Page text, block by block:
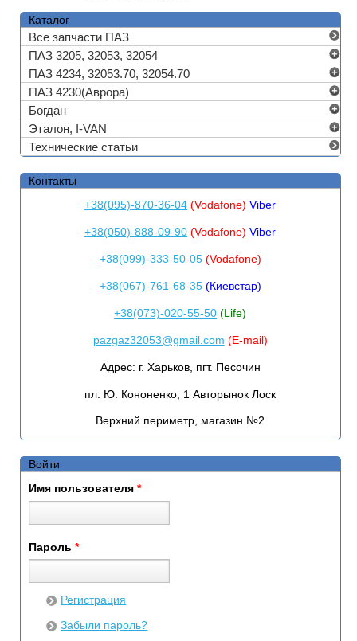
Каталог
Все запчасти ПАЗ
ПАЗ 3205, 32053, 32054
ПАЗ 4234, 32053.70, 32054.70
ПАЗ 4230(Аврора)
Богдан
Эталон, I-VAN
Технические статьи
Контакты
+38(095)-870-36-04 (Vodafone)Viber
+38(050)-888-09-90 (Vodafone)Viber
+38(099)-333-50-05(Vodafone)
+38(067)-761-68-35(Киевстар)
+38(073)-020-55-50 (Life)
pazgaz32053@gmail.com (E-mail)
Адрес: г. Харьков, пгт. Песочин
пл. Ю. Кононенко, 1 Авторынок Лоск
Верхний периметр, магазин №2
Войти
Имя пользователя *
Пароль *
Регистрация
Забыли пароль?